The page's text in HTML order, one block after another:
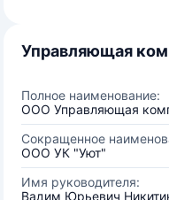
Управляющая
Полное наименование:
ООО Управляющая
Сокращенное
ООО УК "Уют"
Имя руководителя:
Вадим Юрьевич